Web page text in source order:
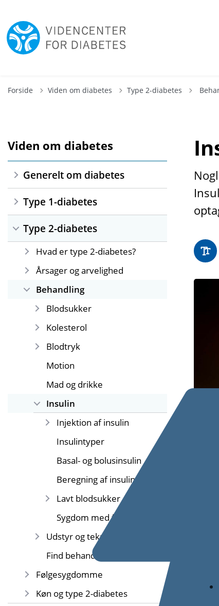
Forside Viden om diabetes Type 2-diabetes
Viden om diabetes
Generelt om diabetes
Type 1-diabetes
Type 2-diabetes
Hvad er type 2-diabetes?
Årsager og arvelighed
Behandling
Blodsukker
Kolesterol
Blodtryk
Motion
Mad og drikke
Insulin
Injektion af insulin
Insulintyper
Basal- og bolusinsulin
Beregning af insulindosis
Lavt blodsukker
Sygdom med feber
Udstyr og teknologi
Find behandler
Følgesygdomme
Køn og type 2-diabetes
Alle
ikke